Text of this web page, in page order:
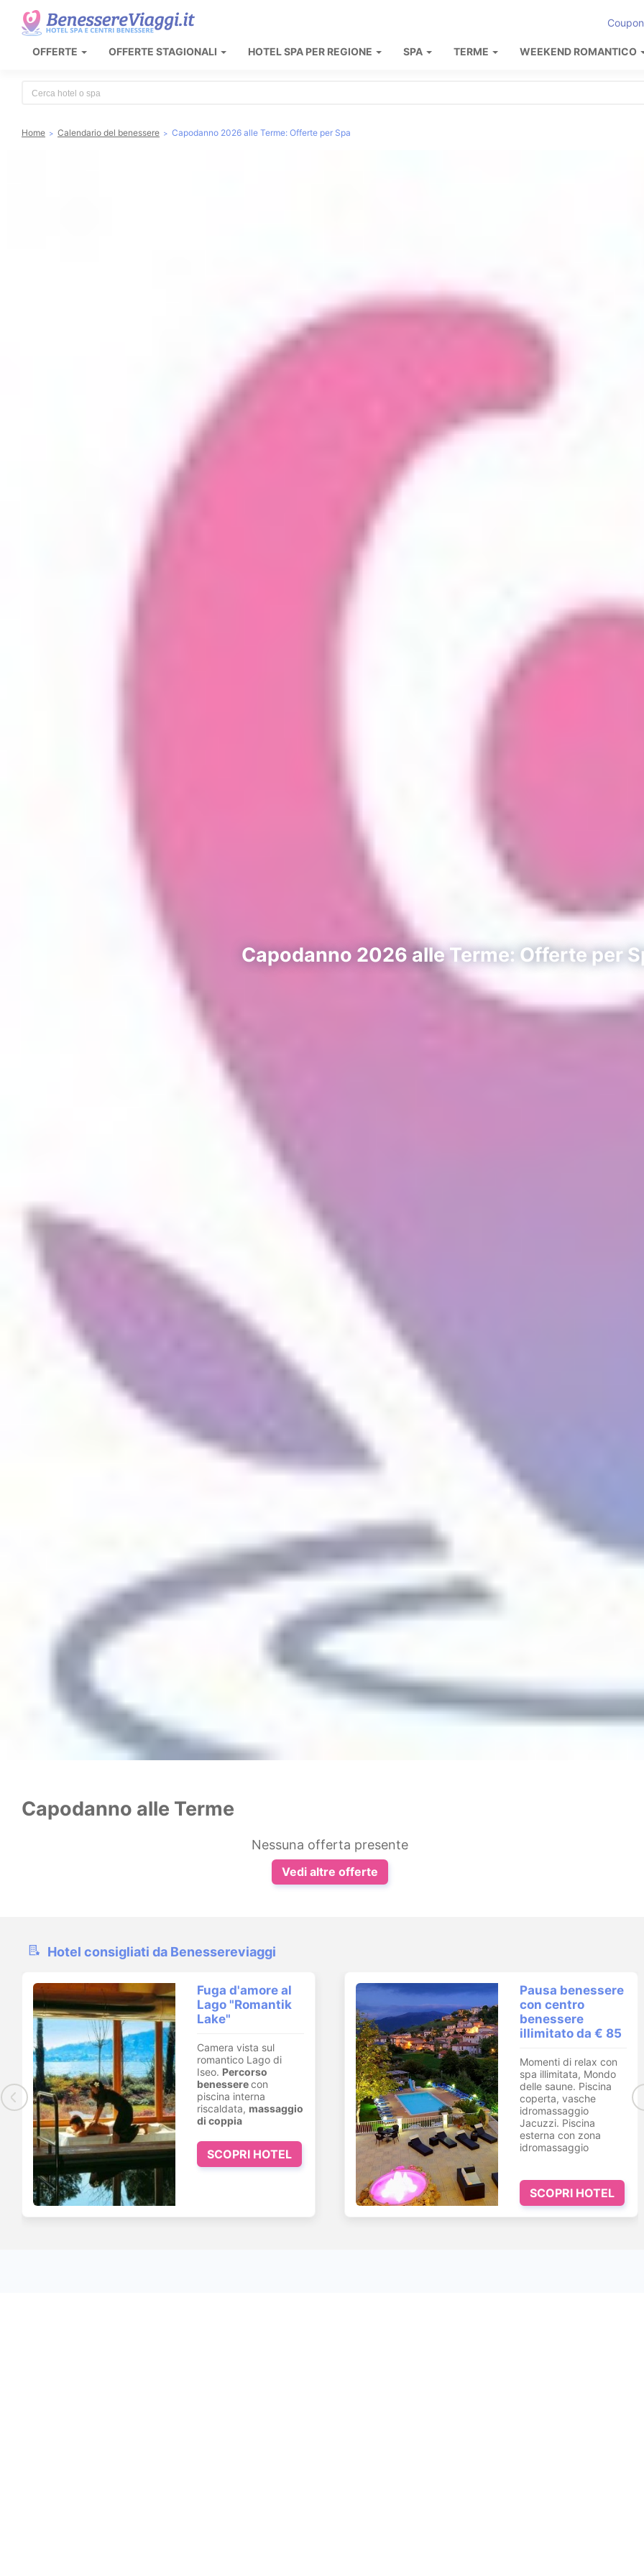
OFFERTE OFFERTE STAGIONALI HOTEL SPA PER REGIONE SPA TERME WEEKEND ROMANTICO
Home Calendario del benessere Capodanno 2026 alle Terme: Offerte per Spa
Capodanno 2026 alle Terme: Offerte per
Capodanno alle Terme
Nessuna offerta presente
Vedi altre offerte
Hotel consigliati da Benessereviaggi
Pausa Benessere
in Umbria. 1 notte
e percorso
da € 60
In posizione
strategicatra Umbria,
Marche e Toscana
con Soggiorno, prima
colazione e
SCOPRI HOTEL
Pausa benessere
con le Terme di
Saturnia
delle Candele.
ingresso giornaliero
per 2 persone nel
parco termale di
Saturnia Spa & Golf,
che ...
SCOPRI HOTEL